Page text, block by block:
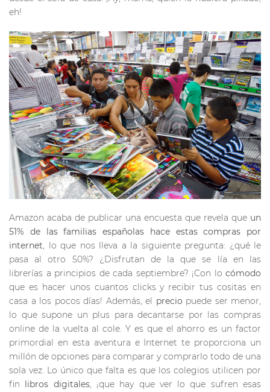
eh!
Amazon acaba de publicar una encuesta que revela que un
51% de las familias españolas hace estas compras por
internet, lo que nos lleva a la siguiente pregunta: ¿qué le
pasa al otro 50%? ¿Disfrutan de la que se lía en las
librerías a principios de cada septiembre? ¡Con lo cómodo
que es hacer unos cuantos clicks y recibir tus cositas en
casa a los pocos días! Además, el precio puede ser menor,
lo que supone un plus para decantarse por las compras
online de la vuelta al cole. Y es que el ahorro es un factor
primordial en esta aventura e Internet te proporciona un
millón de opciones para comparar y comprarlo todo de una
sola vez. Lo único que falta es que los colegios utilicen por
fin
libros digitales, ¡que hay que ver lo que sufren esas